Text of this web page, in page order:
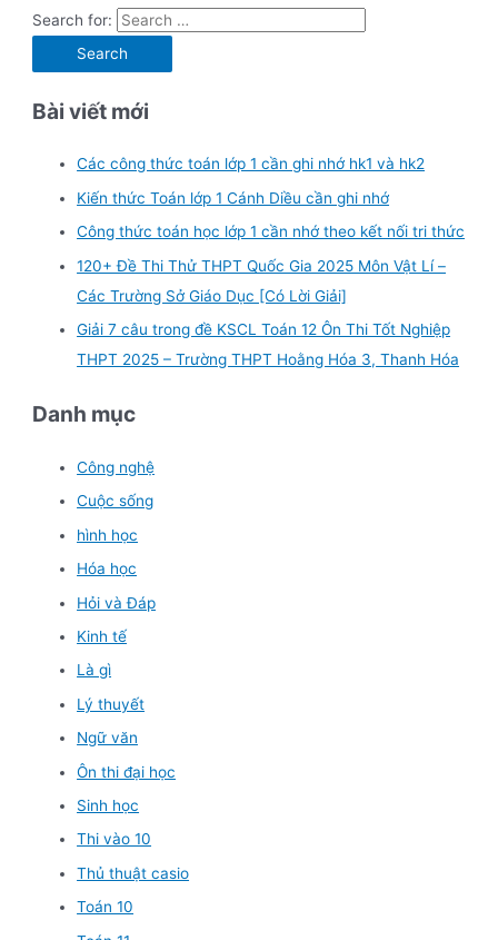
Search for:
Bài viết mới
Các công thức toán lớp 1 cần ghi nhớ hk1 và hk2
Kiến thức Toán lớp 1 Cánh Diều cần ghi nhớ
Công thức toán học lớp 1 cần nhớ theo kết nối tri thức
120+ Đề Thi Thử THPT Quốc Gia 2025 Môn Vật Lí –
Các Trường Sở Giáo Dục [Có Lời Giải]
Giải 7 câu trong đề KSCL Toán 12 Ôn Thi Tốt Nghiệp
THPT 2025 – Trường THPT Hoằng Hóa 3, Thanh Hóa
Danh mục
Công nghệ
Cuộc sống
hình học
Hóa học
Hỏi và Đáp
Kinh tế
Là gì
Lý thuyết
Ngữ văn
Ôn thi đại học
Sinh học
Thi vào 10
Thủ thuật casio
Toán 10